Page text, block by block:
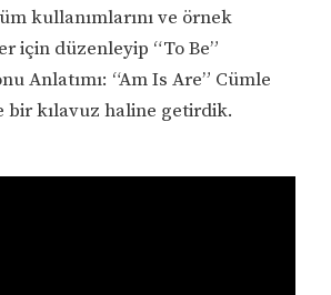
kullanımlarını ve örnek
için düzenleyip “To Be”
Anlatımı: “Am Is Are” Cümle
bir kılavuz haline getirdik.